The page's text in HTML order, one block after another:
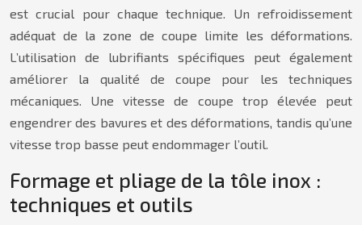
est crucial pour chaque technique. Un refroidissement
adéquat de la zone de coupe limite les déformations.
L’utilisation de lubrifiants spécifiques peut également
améliorer la qualité de coupe pour les techniques
mécaniques. Une vitesse de coupe trop élevée peut
engendrer des bavures et des déformations, tandis qu’une
vitesse trop basse peut endommager l’outil.
Formage et pliage de la tôle inox :
techniques et outils